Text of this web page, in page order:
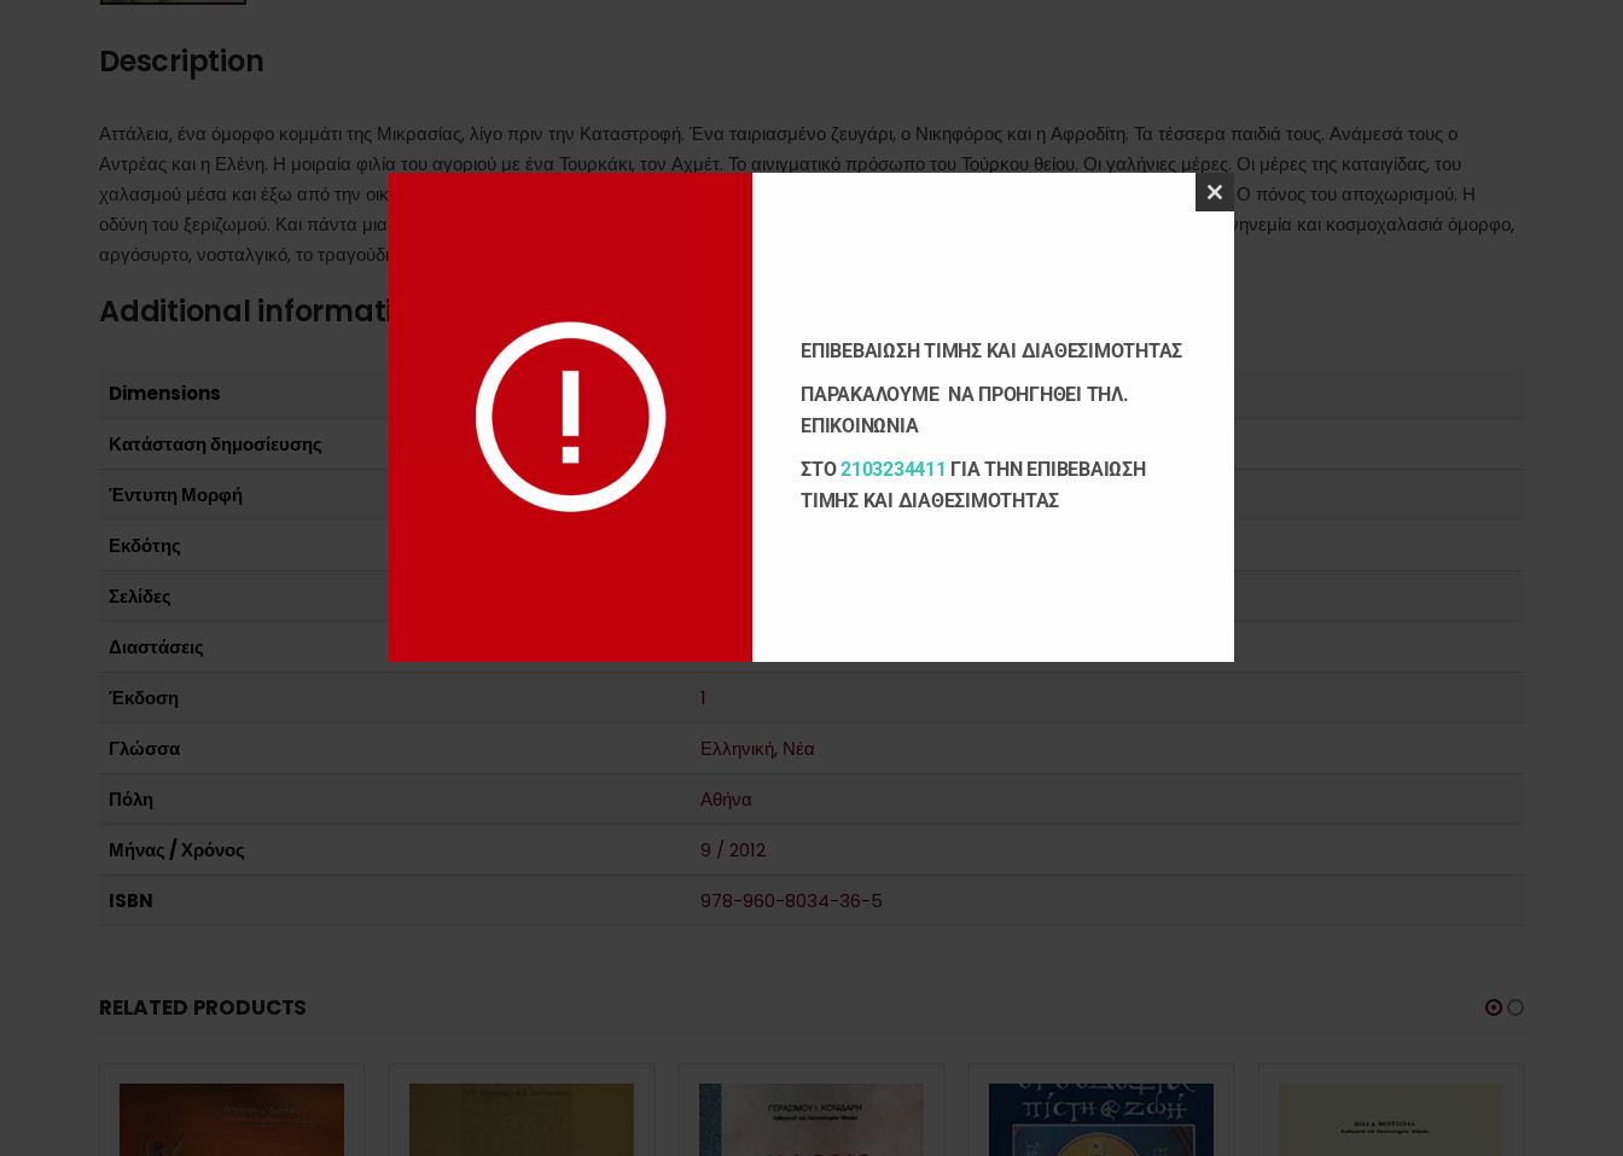
Description
Αττάλεια, ένα όμορφο κομμάτι της Μικρασίας, λίγο πριν την Καταστροφή. Ένα ταιριασμένο ζευγάρι, ο Νικηφόρος και η Αφροδίτη. Τα τέσσερα παιδιά τους. Ανάμεσά τους ο
Αντρέας και η Ελένη. Η μοιραία φιλία του αγοριού με ένα Τουρκάκι, τον Αχμέτ. Το αινιγματικό πρόσωπο του Τούρκου θείου. Οι γαλήνιες μέρες. Οι μέρες της καταιγίδας, του
χαλασμού μέσα και έξω από την οικογένεια. Το “δώρο” του Ρωμιού. Το “αντίδωρο” του Τούρκου. Το ανθρώπινο αντάμωμα μέσα στην αντάρα. Ο πόνος του αποχωρισμού. Η
οδύνη του ξεριζωμού. Και πάντα μια σανίδα σωτηρίας, η πίστη. Και πάντα ένα τραγούδι να πλανιέται πάνω από χαρές και πίκρες, πάνω από νηνεμία και κοσμοχαλασιά όμορφο,
αργόσυρτο, νοσταλγικό, το τραγούδι της Μικρασίας.
Additional information
Dimensions
14.0 × 21.0 cm
Κατάσταση δημοσίευσης
Έντυπη Μορφή
Εκδότης
Σελίδες
Διαστάσεις
Έκδοση
1
Γλώσσα
Ελληνική, Νέα
Πόλη
Αθήνα
Μήνας / Χρόνος
9 / 2012
ISBN
978-960-8034-36-5
RELATED PRODUCTS
Close
ΕΠΙΒΕΒΑΙΩΣΗ ΤΙΜΗΣ ΚΑΙ ΔΙΑΘΕΣΙΜΟΤΗΤΑΣ
ΠΑΡΑΚΑΛΟΥΜΕ ΝΑ ΠΡΟΗΓΗΘΕΙ ΤΗΛ.
ΕΠΙΚΟΙΝΩΝΙΑ
ΣΤΟ2103234411 ΓΙΑ ΤΗΝ ΕΠΙΒΕΒΑΙΩΣΗ
ΤΙΜΗΣ ΚΑΙ ΔΙΑΘΕΣΙΜΟΤΗΤΑΣ